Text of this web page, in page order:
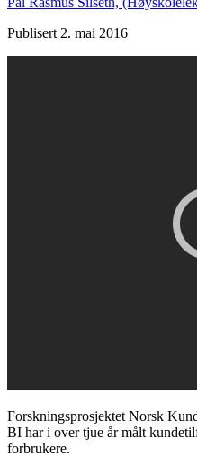
Publisert 2. mai 2016
Forskningsprosjektet Norsk
BI har i over tjue år målt
forbrukere.